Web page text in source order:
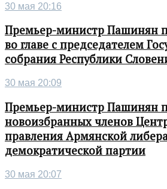
30 мая 20:16
Премьер-министр Пашинян
во главе с председателем
собрания Республики
30 мая 20:09
Премьер-министр Пашинян
новоизбранных членов
правления Армянской
демократической партии
30 мая 20:07